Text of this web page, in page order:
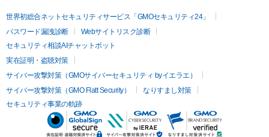
世界初総合ネットセキュリティサービス「GMOセキュリティ24」
パスワード漏洩診断
Webサイトリスク診断
セキュリティ相談AIチャットボット
実在証明・盗聴対策
サイバー攻撃対策（GMOサイバーセキュリティ byイエラエ）
サイバー攻撃対策（GMO Flatt Security）
なりすまし対策
セキュリティ事業の軌跡